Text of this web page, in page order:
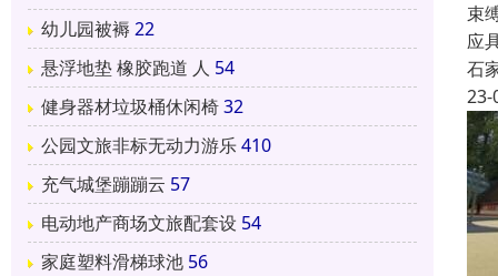
幼儿园被褥 22
悬浮地垫 橡胶跑道 人 54
健身器材垃圾桶休闲椅32
公园文旅非标无动力游乐410
充气城堡蹦蹦云 57
电动地产商场文旅配套设 54
家庭塑料滑梯球池 56
束
应
石
23-